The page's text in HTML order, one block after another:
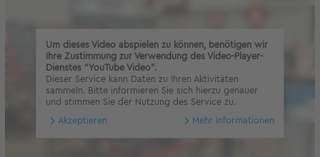
Um dieses Video abspielen zu können, benötigen wir
Ihre Zustimmung zur Verwendung des Video-Player-
Dienstes "YouTube Video".
Dieser Service kann Daten zu Ihren Aktivitäten
sammeln. Bitte informieren Sie sich hierzu genauer
und stimmen Sie der Nutzung des Service zu.
Akzeptieren Mehr Informationen